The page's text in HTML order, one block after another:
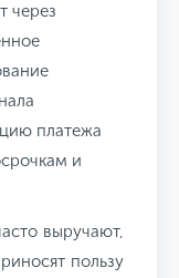
через
платежа
и
выручают,
пользу